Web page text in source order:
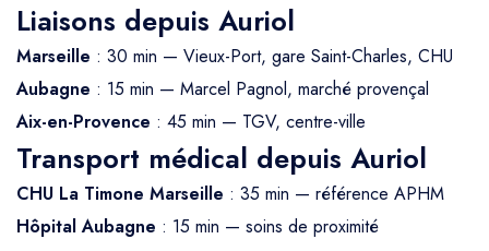
Liaisons depuis Auriol
Marseille : 30 min — Vieux-Port, gare Saint-Charles, CHU
Aubagne : 15 min — Marcel Pagnol, marché provençal
Aix-en-Provence : 45 min — TGV, centre-ville
Transport médical depuis Auriol
CHU La Timone Marseille : 35 min — référence APHM
Hôpital Aubagne : 15 min — soins de proximité